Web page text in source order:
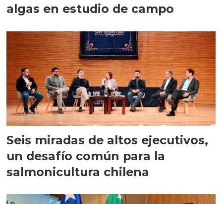
algas en estudio de campo
Seis miradas de altos ejecutivos,
un desafío común para la
salmonicultura chilena